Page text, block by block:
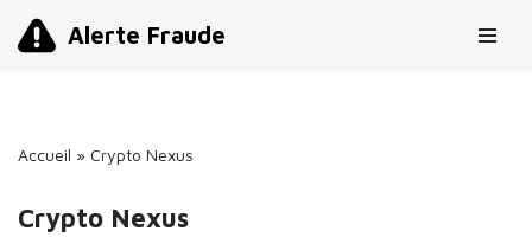
Alerte Fraude
Accueil » Crypto Nexus
Crypto Nexus